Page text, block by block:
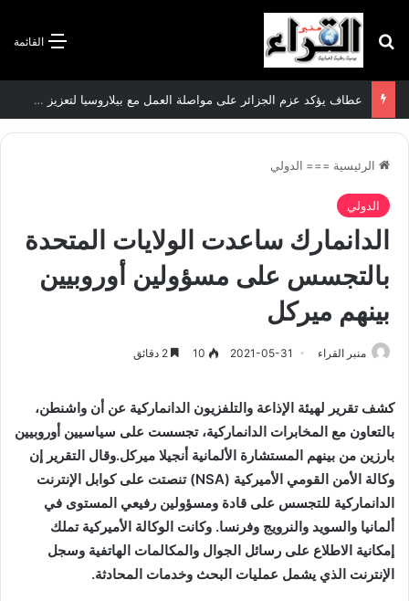
القائمة بحث عن
عطاف يؤكد عزم الجزائر على مواصلة العمل مع بيلاروسيا لتعزيز العلاقات الثنائية
الرئيسية === الدولي
الدولي
الدانمارك ساعدت الولايات المتحدة
بالتجسس على مسؤولين أوروبيين
بينهم ميركل
منبر القراء 2021-05-31
10
كشف تقرير لهيئة الإذاعة والتلفزيون الدانماركية عن أن واشنطن،
بالتعاون مع المخابرات الدانماركية، تجسست على سياسيين أوروبيين
بارزين من بينهم المستشارة الألمانية أنجيلا ميركل.وقال التقرير إن
وكالة الأمن القومي الأميركية (NSA) تنصتت على كوابل الإنترنت
الدانماركية للتجسس على قادة ومسؤولين رفيعي المستوى في
ألمانيا والسويد والنرويج وفرنسا. وكانت الوكالة الأميركية تملك
إمكانية الاطلاع على رسائل الجوال والمكالمات الهاتفية وسجل
الإنترنت الذي يشمل عمليات البحث وخدمات المحادثة.